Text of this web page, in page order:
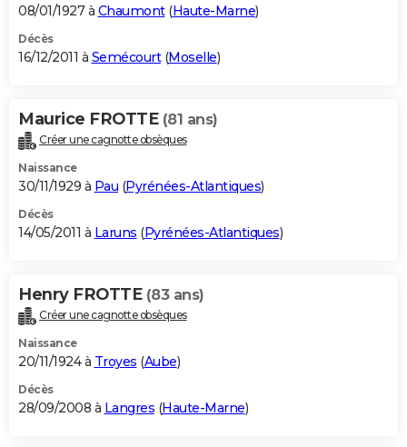
08/01/1927 à Chaumont(Haute-Marne)
Décès
16/12/2011 à Semécourt(Moselle)
Maurice FROTTE (81 ans)
Créer une cagnotte obsèques
Naissance
30/11/1929 à Pau (Pyrénées-Atlantiques)
Décès
14/05/2011 à Laruns (Pyrénées-Atlantiques)
Henry FROTTE (83 ans)
Créer une cagnotte obsèques
Naissance
20/11/1924 à Troyes (Aube)
Décès
28/09/2008 à Langres (Haute-Marne)